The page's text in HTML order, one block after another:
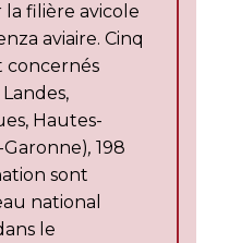
filière avicole
aviaire. Cinq
concernés
Landes,
Hautes-
, 198
sont
national
le